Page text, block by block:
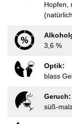
Hopfen,
3,6 %
Optik:
blass
Geruch:
süß-